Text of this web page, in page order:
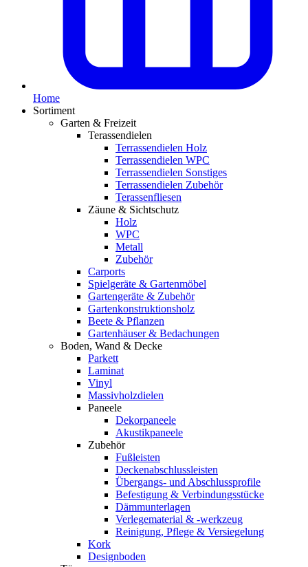
Home
Sortiment
Garten & Freizeit
Terassendielen
Terrassendielen Holz
Terrassendielen WPC
Terrassendielen Sonstiges
Terrassendielen Zubehör
Terassenfliesen
Zäune & Sichtschutz
Holz
WPC
Metall
Zubehör
Carports
Spielgeräte & Gartenmöbel
Gartengeräte & Zubehör
Gartenkonstruktionsholz
Beete & Pflanzen
Gartenhäuser & Bedachungen
Boden, Wand & Decke
Parkett
Laminat
Vinyl
Massivholzdielen
Paneele
Dekorpaneele
Akustikpaneele
Zubehör
Fußleisten
Deckenabschlussleisten
Übergangs- und Abschlussprofile
Befestigung & Verbindungsstücke
Dämmunterlagen
Verlegematerial & -werkzeug
Reinigung, Pflege & Versiegelung
Kork
Designboden